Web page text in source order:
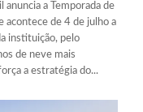
anuncia a Temporada de
acontece de 4 de julho a
instituição, pelo
de neve mais
a estratégia do...